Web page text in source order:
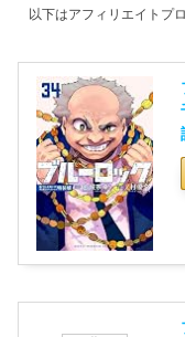
以下はアフィリエイトプ